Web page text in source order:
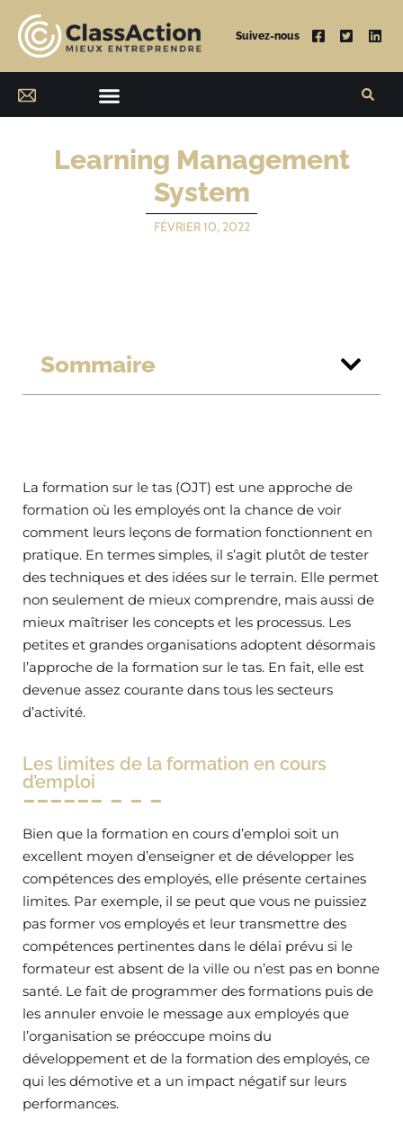
Suivez-nous
Learning Management
System
FÉVRIER 10, 2022
Sommaire
La formation sur le tas (OJT) est une approche de
formation où les employés ont la chance de voir
comment leurs leçons de formation fonctionnent en
pratique. En termes simples, il s’agit plutôt de tester
des techniques et des idées sur le terrain. Elle permet
non seulement de mieux comprendre, mais aussi de
mieux maîtriser les concepts et les processus. Les
petites et grandes organisations adoptent désormais
l’approche de la formation sur le tas. En fait, elle est
devenue assez courante dans tous les secteurs
d’activité.
Les limites de la formation en cours
d’emploi
Bien que la formation en cours d’emploi soit un
excellent moyen d’enseigner et de développer les
compétences des employés, elle présente certaines
limites. Par exemple, il se peut que vous ne puissiez
pas former vos employés et leur transmettre des
compétences pertinentes dans le délai prévu si le
formateur est absent de la ville ou n’est pas en bonne
santé. Le fait de programmer des formations puis de
les annuler envoie le message aux employés que
l’organisation se préoccupe moins du
développement et de la formation des employés, ce
qui les démotive et a un impact négatif sur leurs
performances.